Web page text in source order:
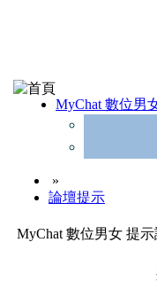
MyChat 數位男
»
論壇提示
MyChat 數位男女 提示